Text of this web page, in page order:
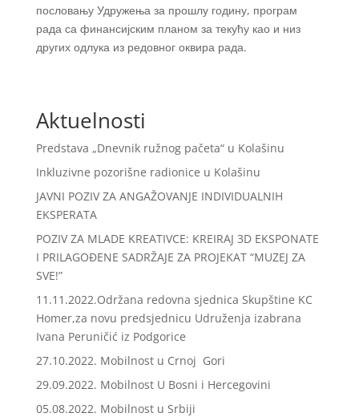
пословању Удружења за прошлу годину, програм
рада са финансијским планом за текућу као и низ
других одлука из редовног оквира рада.
Aktuelnosti
Predstava „Dnevnik ružnog pačeta“ u Kolašinu
Inkluzivne pozorišne radionice u Kolašinu
JAVNI POZIV ZA ANGAŽOVANJE INDIVIDUALNIH
EKSPERATA
POZIV ZA MLADE KREATIVCE: KREIRAJ 3D EKSPONATE
I PRILAGOĐENE SADRŽAJE ZA PROJEKAT “MUZEJ ZA
SVE!”
11.11.2022.Održana redovna sjednica Skupštine KC
Homer,za novu predsjednicu Udruženja izabrana
Ivana Peruničić iz Podgorice
27.10.2022. Mobilnost u Crnoj Gori
29.09.2022. Mobilnost U Bosni i Hercegovini
05.08.2022. Mobilnost u Srbiji